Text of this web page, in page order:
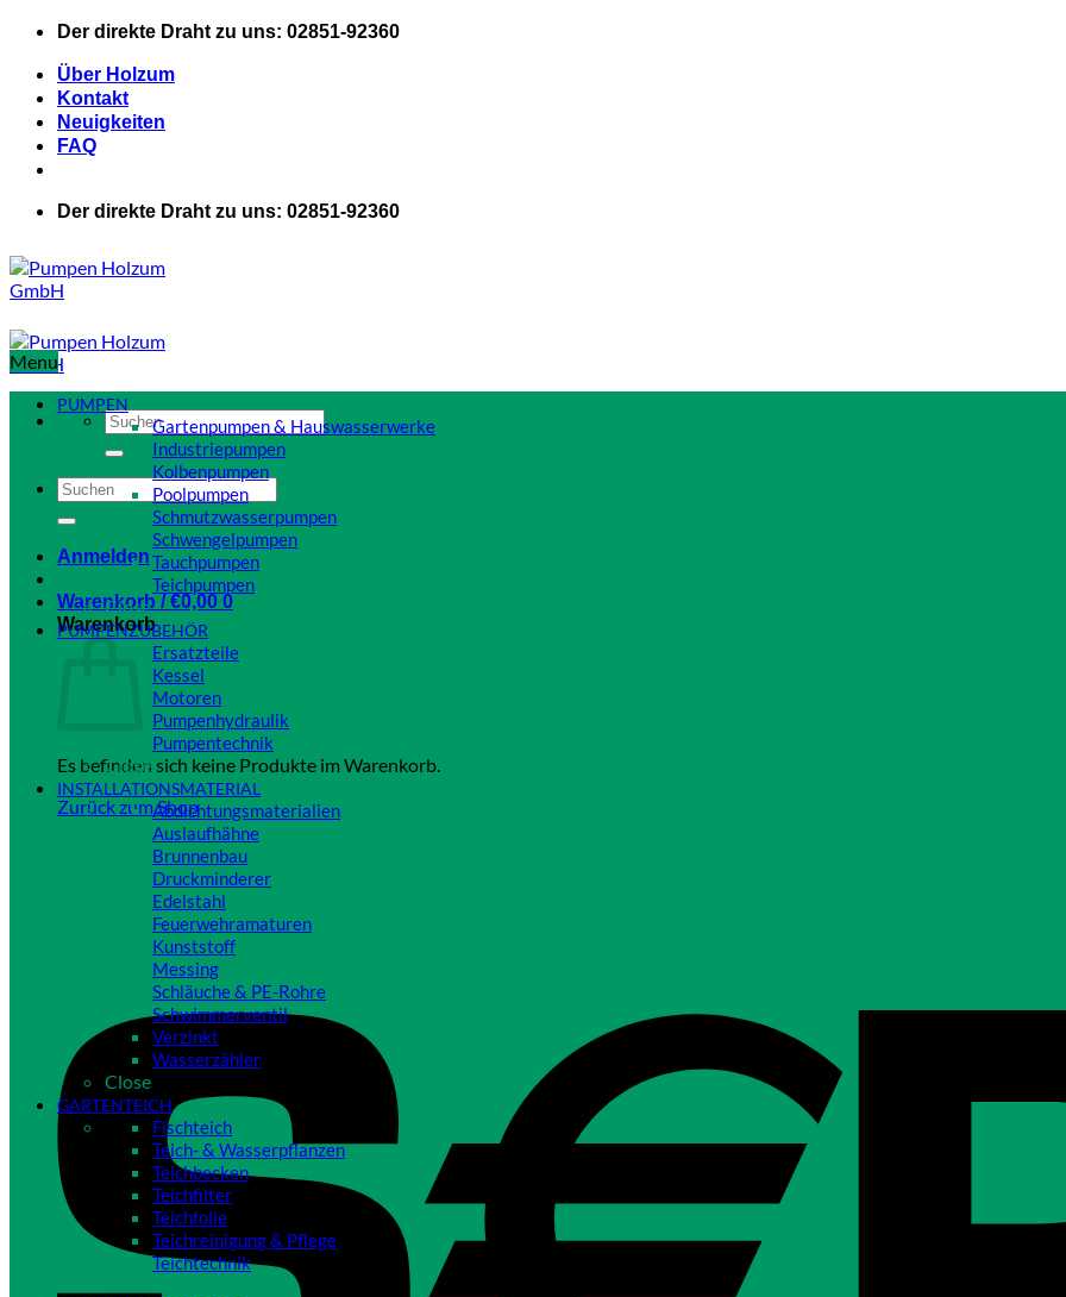
Zum
springen
Der direkte Draht zu uns: 02851-92360
Über Holzum
Kontakt
Neuigkeiten
FAQ
Der direkte Draht zu uns: 02851-92360
Suchen
nach:
Suchen
nach:
Anmelden
Warenkorb /€0,00 0
Warenkorb
Es befinden sich keine Produkte im Warenkorb.
Zurück zum Shop
Menu
PUMPEN
Gartenpumpen & Hauswasserwerke
Industriepumpen
Kolbenpumpen
Poolpumpen
Schmutzwasserpumpen
Schwengelpumpen
Tauchpumpen
Teichpumpen
Close
PUMPENZUBEHÖR
Ersatzteile
Kessel
Motoren
Pumpenhydraulik
Pumpentechnik
Close
INSTALLATIONSMATERIAL
Abdichtungsmaterialien
Auslaufhähne
Brunnenbau
Druckminderer
Edelstahl
Feuerwehramaturen
Kunststoff
Messing
Schläuche & PE-Rohre
Schwimmerventil
Verzinkt
Wasserzähler
Close
GARTENTEICH
Fischteich
Teich- & Wasserpflanzen
Teichbecken
Teichfilter
Teichfolie
Teichreinigung & Pflege
Teichtechnik